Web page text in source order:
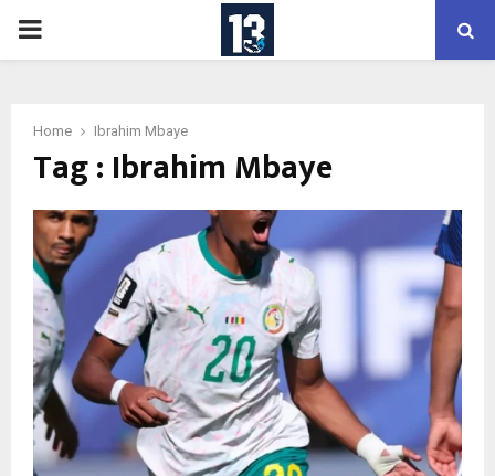
PRIMARY
Home Ibrahim Mbaye
Tag : Ibrahim Mbaye